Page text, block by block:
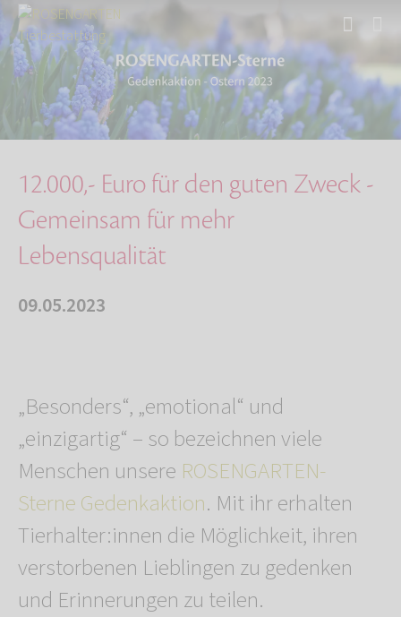
Start Über uns Aktuelles 12.000,- Euro für den guten Zweck
12.000,- Euro für den guten Zweck -
Gemeinsam für mehr
Lebensqualität
09.05.2023
„Besonders“, „emotional“ und
„einzigartig“ – so bezeichnen viele
Menschen unsere ROSENGARTEN-
Sterne Gedenkaktion. Mit ihr erhalten
Tierhalter:innen die Möglichkeit, ihren
verstorbenen Lieblingen zu gedenken
und Erinnerungen zu teilen.